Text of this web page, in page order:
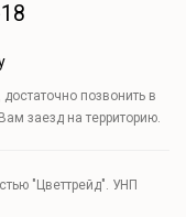
позвонить в
заезд на территорию.
"Цветтрейд". УНП